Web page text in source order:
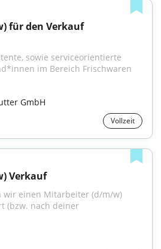
für den Verkauf
sowie serviceorientierte
im Bereich Frischwaren
GmbH
Vollzeit
Verkauf
(bzw. nach deiner